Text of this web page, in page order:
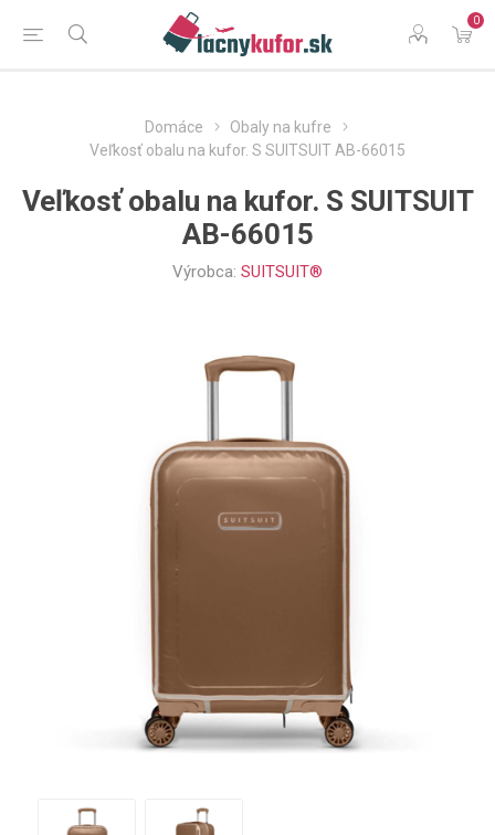
0
Domáce
Obaly na kufre
Veľkosť obalu na kufor. S SUITSUIT AB-66015
Veľkosť obalu na kufor. S SUITSUIT
AB-66015
Výrobca: SUITSUIT®